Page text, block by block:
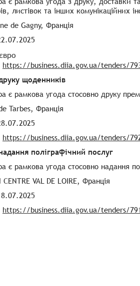
листівок та інших комунікаційних
de Gagny, Франція
https://business.diia.gov.ua/tenders/
щоденників
є рамкова угода стосовно друку
Tarbes, Франція
https://business.diia.gov.ua/tenders/
поліграфічний послуг
є рамкова угода стосовно надання
VAL DE LOIRE, Франція
https://business.diia.gov.ua/tenders/